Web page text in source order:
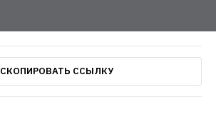
СКОПИРОВАТЬ ССЫЛКУ